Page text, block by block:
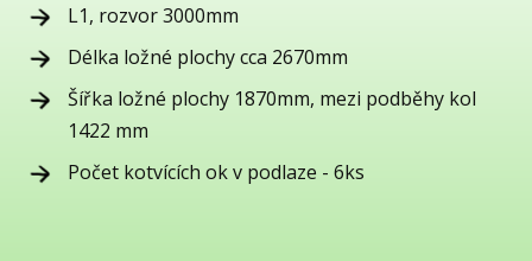
L1, rozvor 3000mm
Délka ložné plochy cca 2670mm
Šířka ložné plochy 1870mm, mezi podběhy kol
1422 mm
Počet kotvících ok v podlaze - 6ks